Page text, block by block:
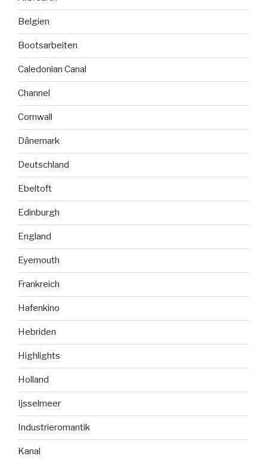
Belgien
Bootsarbeiten
Caledonian Canal
Channel
Cornwall
Dänemark
Deutschland
Ebeltoft
Edinburgh
England
Eyemouth
Frankreich
Hafenkino
Hebriden
Highlights
Holland
Ijsselmeer
Industrieromantik
Kanal